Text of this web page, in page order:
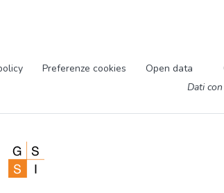
Preferenze cookies Open data
Dati